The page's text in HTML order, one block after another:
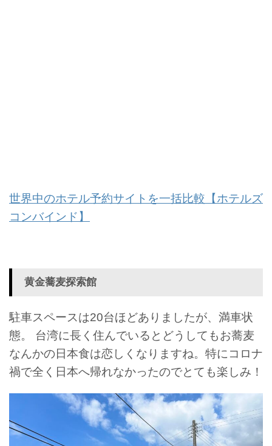
世界中のホテル予約サイトを一括比較【ホテルズ
コンバインド】
黄金蕎麦探索館
駐車スペースは20台ほどありましたが、満車状
態。
台湾に長く住んでいるとどうしてもお蕎麦
なんかの日本食は恋しくなりますね。特にコロナ
禍で全く日本へ帰れなかったのでとても楽しみ！